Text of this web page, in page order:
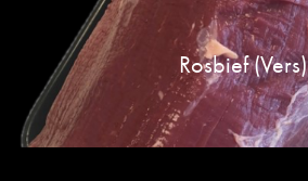
Rosbief (vers)